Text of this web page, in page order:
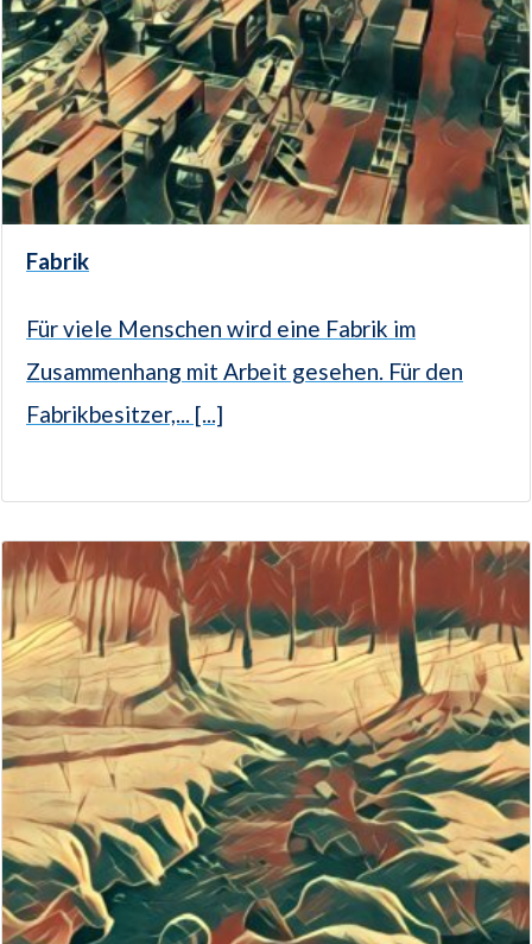
Fabrik
Für viele Menschen wird eine Fabrik im
Zusammenhang mit Arbeit gesehen. Für den
Fabrikbesitzer,... [...]